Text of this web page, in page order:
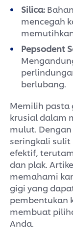
Silica:
mencegah
Pepsodent
berlubang.
Memilih pasta
krusial dalam
mulut.
seringkali
efektif,
dan plak.
memahami
gigi yang
pembentukan
membuat
Anda.